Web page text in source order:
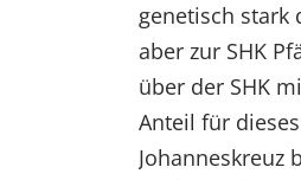
genetisch stark
aber zur SHK
über der SHK
Anteil für
Johanneskreuz